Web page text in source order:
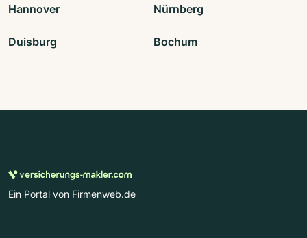
Hannover Nürnberg
Duisburg Bochum
Ein Portal von Firmenweb.de